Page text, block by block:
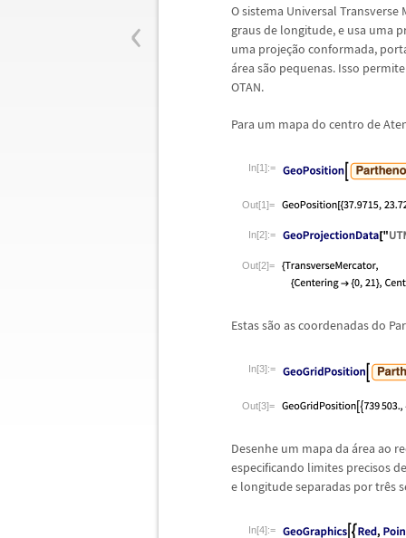
‹
O sistema Universal Transverse
graus de longitude, e usa uma
uma projeção conformada,
área são pequenas. Isso
OTAN.
Para um mapa do centro de
In[1]:=
Out[1]=
In[2]:=
Out[2]=
Estas são as coordenadas do
In[3]:=
Out[3]=
Desenhe um mapa da área ao
especificando limites precisos
e longitude separadas por três
In[4]:=